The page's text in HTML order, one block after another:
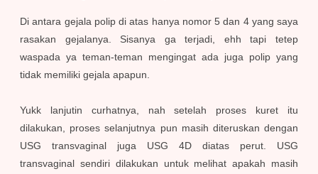
Di antara gejala polip di atas hanya nomor 5 dan 4 yang saya
rasakan gejalanya. Sisanya ga terjadi, ehh tapi tetep
waspada ya teman-teman mengingat ada juga polip yang
tidak memiliki gejala apapun.
Yukk lanjutin curhatnya, nah setelah proses kuret itu
dilakukan, proses selanjutnya pun masih diteruskan dengan
USG transvaginal juga USG 4D diatas perut. USG
transvaginal sendiri dilakukan untuk melihat apakah masih